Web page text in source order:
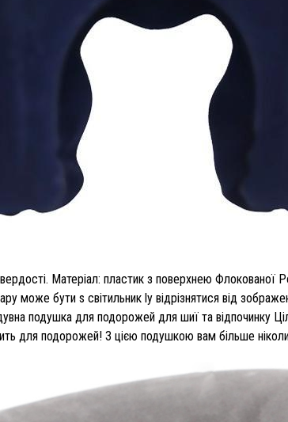
Матеріал: пластик з поверхнею
може бути s світильник ly відрізнятися від
подушка для подорожей для шиї та відпочинку
для подорожей! З цією подушкою вам більше